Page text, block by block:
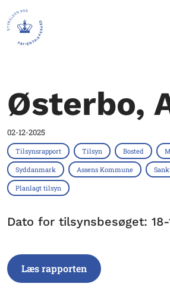
Østerbo,
02-12-2025
Tilsynsrapport Tilsyn Bosted
Syddanmark Assens Kommune
Planlagt tilsyn
Dato for tilsynsbesøget: 18-
Læs rapporten